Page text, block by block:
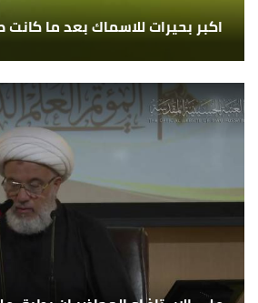
اكبر بحيرات للاسماك بعد ما كانت